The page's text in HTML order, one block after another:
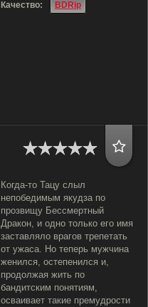
Качество: BDRip
Когда-то Тацу слыл
непобедимым якудза по
прозвищу Бессмертный
Дракон, и одно только его имя
заставляло врагов трепетать
от ужаса. Но теперь мужчина
женился, остепенился и,
продолжая жить по
бандитским понятиям,
осваивает такие премудрости